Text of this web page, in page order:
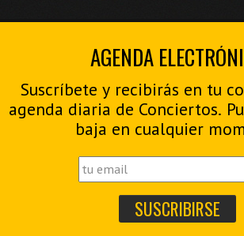
AGENDA
Suscríbete y recibirás en tu
agenda diaria de Conciertos.
baja en cualquier